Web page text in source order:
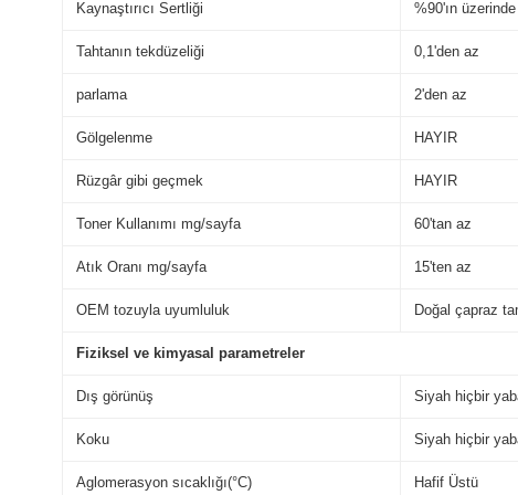
Kaynaştırıcı Sertliği %90'ın üzerinde
Tahtanın tekdüzeliği 0,1'den az
parlama 2'den az
Gölgelenme HAYIR
Rüzgâr gibi geçmek HAYIR
Toner Kullanımı mg/sayfa 60'tan az
Atık Oranı mg/sayfa 15'ten az
OEM tozuyla uyumluluk Doğal çapraz
Fiziksel ve kimyasal parametreler
Dış görünüş Siyah hiçbir
Koku Siyah hiçbir
Aglomerasyon sıcaklığı(°C) Hafif Üstü